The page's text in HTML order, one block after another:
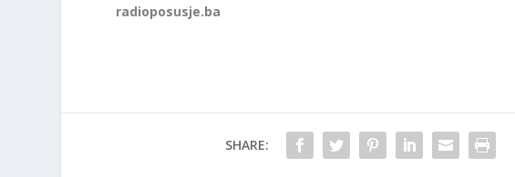
radioposusje.ba
SHARE: